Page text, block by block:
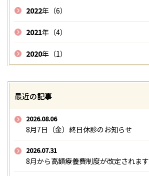
2022年（6）
2021年（4）
2020年（1）
最近の記事
2026.08.06
8月7日（金）終日休診のお知らせ
2026.07.31
8月から高額療養費制度が改定されます